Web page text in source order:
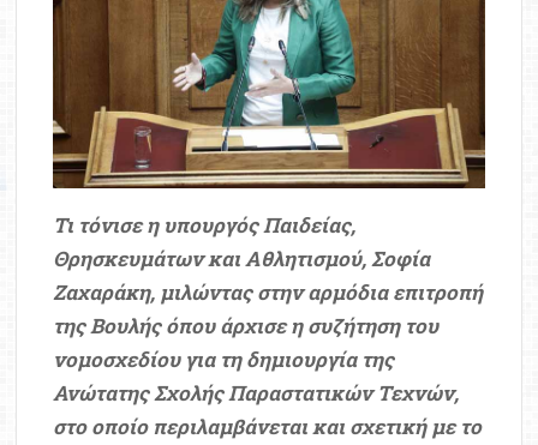
Τι τόνισε η υπουργός Παιδείας,
Θρησκευμάτων και Αθλητισμού, Σοφία
Ζαχαράκη, μιλώντας στην αρμόδια επιτροπή
της Βουλής όπου άρχισε η συζήτηση του
νομοσχεδίου για τη δημιουργία της
Ανώτατης Σχολής Παραστατικών Τεχνών,
στο οποίο περιλαμβάνεται και σχετική με το